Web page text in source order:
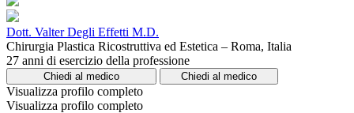
Dott. Valter Degli Effetti M.D.
Chirurgia Plastica Ricostruttiva ed Estetica – Roma, Italia
27 anni di esercizio della professione
Chiedi al medico Chiedi al medico
Visualizza profilo completo
Visualizza profilo completo